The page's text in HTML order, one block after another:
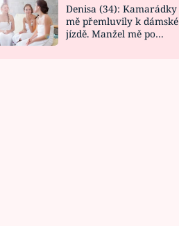
Denisa (34): Kamarádky
mě přemluvily k dámské
jízdě. Manžel mě po